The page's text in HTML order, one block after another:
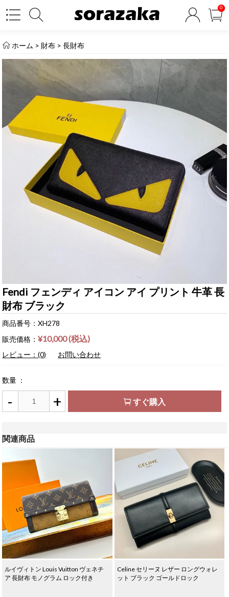
0
ホーム > 財布 >長財布
Fendi フェンディ アイコン アイ プリント 牛革 長
財布 ブラック
商品番号：XH278
販売価格：¥10,000 (税込)
レビュー：(0) お問い合わせ
数量 ：
- + すぐ購入
関連商品
ルイヴィトン Louis Vuitton ヴェネチ
ア 長財布 モノグラム ロック付き
Celine セリーヌ レザー ロングウォレ
ット ブラック ゴールドロック